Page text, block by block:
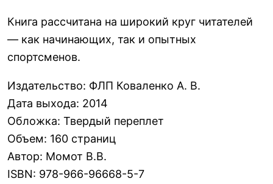
Книга рассчитана на широкий круг читателей
— как начинающих, так и опытных
спортсменов.
Издательство: ФЛП Коваленко А. В.
Дата выхода: 2014
Обложка: Твердый переплет
Объем: 160 страниц
Автор: Момот В.В.
ISBN: 978-966-96668-5-7